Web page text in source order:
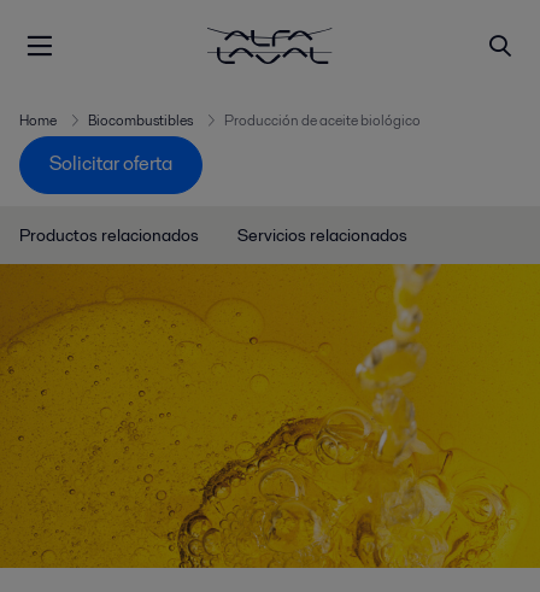
Home Biocombustibles Producción de aceite biológico
Solicitar oferta
Productos relacionados Servicios relacionados